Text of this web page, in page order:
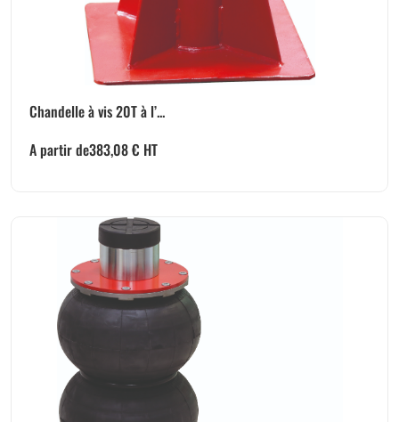
Chandelle à vis 20T à l’...
A partir de383,08€ HT